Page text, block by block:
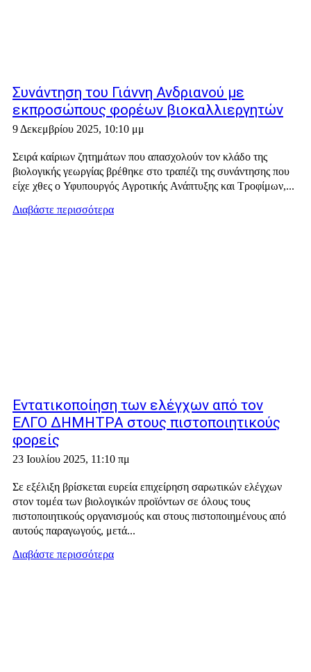
Συνάντηση του Γιάννη Ανδριανού με
εκπροσώπους φορέων βιοκαλλιεργητών
9 Δεκεμβρίου 2025, 10:10 μμ
Σειρά καίριων ζητημάτων που απασχολούν τον κλάδο της
βιολογικής γεωργίας βρέθηκε στο τραπέζι της συνάντησης που
είχε χθες ο Υφυπουργός Αγροτικής Ανάπτυξης και Τροφίμων,...
Διαβάστε περισσότερα
Εντατικοποίηση των ελέγχων από τον
ΕΛΓΟ ΔΗΜΗΤΡΑ στους πιστοποιητικούς
φορείς
23 Ιουλίου 2025, 11:10 πμ
Σε εξέλιξη βρίσκεται ευρεία επιχείρηση σαρωτικών ελέγχων
στον τομέα των βιολογικών προϊόντων σε όλους τους
πιστοποιητικούς οργανισμούς και στους πιστοποιημένους από
αυτούς παραγωγούς, μετά...
Διαβάστε περισσότερα